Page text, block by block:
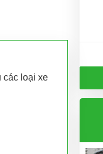
các loại xe